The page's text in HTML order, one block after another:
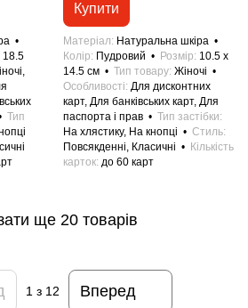
18.5
Тип
Купити
Матеріал
Натуральна шкіра
Колір
Пудровий Розмір 10.5 x
14.5 см
Тип товару Жіночі
Особливості Для дисконтних
карт, Для банківських карт, Для
паспорта і прав
Тип застібки
На хлястику, На кнопці
Стиль
Повсякденні, Класичні
Кількість
карток до 60 карт
ще 20 товарів
1 з 12 Вперед